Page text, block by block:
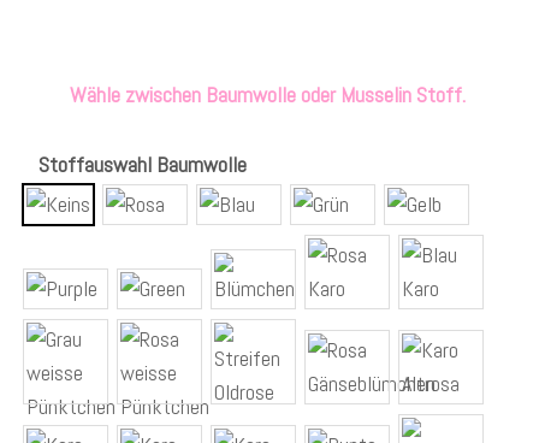
Wähle zwischen Baumwolle oder Musselin Stoff.
Stoffauswahl Baumwolle